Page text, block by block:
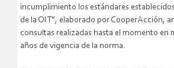
incumplimiento los estándares
de la OIT”, elaborado por CooperAcción,
consultas realizadas hasta el momento en
años de vigencia de la norma.